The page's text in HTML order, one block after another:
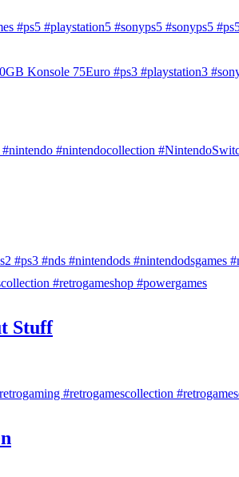
#ps5 #playstation5 #sonyps5 #sonyps5
Konsole 75Euro #ps3 #playstation3
Stuff